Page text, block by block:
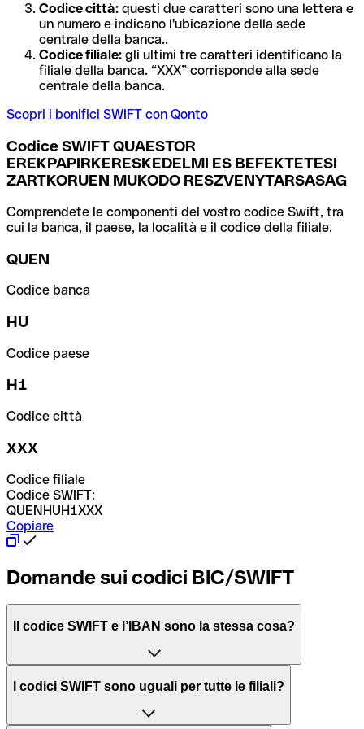
Codice città: questi due caratteri sono una lettera e
un numero e indicano l'ubicazione della sede
centrale della banca..
Codice filiale: gli ultimi tre caratteri identificano la
filiale della banca. “XXX” corrisponde alla sede
centrale della banca.
Scopri i bonifici SWIFT con Qonto
Codice SWIFT QUAESTOR
EREKPAPIRKERESKEDELMI ES BEFEKTETESI
ZARTKORUEN MUKODO RESZVENYTARSASAG
Comprendete le componenti del vostro codice Swift, tra
cui la banca, il paese, la località e il codice della filiale.
QUEN
Codice banca
HU
Codice paese
H1
Codice città
XXX
Codice filiale
Codice SWIFT:
QUENHUH1XXX
Copiare
Domande sui codici BIC/SWIFT
Il codice SWIFT e l’IBAN sono la stessa cosa?
L'acronimo SWIFT sta per “Society for Worldwide
per l’elaborazione dei pagamenti tra diversi Paesi.
I codici SWIFT sono uguali per tutte le filiali?